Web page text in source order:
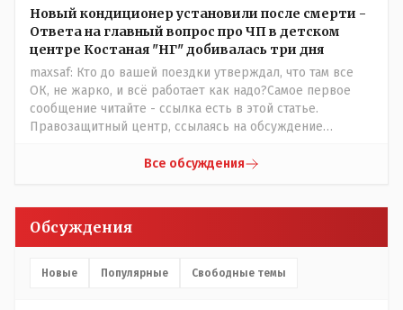
Новый кондиционер установили после смерти -
Ответа на главный вопрос про ЧП в детском
центре Костаная "НГ" добивалась три дня
maxsaf: Кто до вашей поездки утверждал, что там все
ОК, не жарко, и всё работает как надо?Самое первое
сообщение читайте - ссылка есть в этой статье.
Правозащитный центр, ссылаясь на обсуждение
прислали ему в виде аудиосообщений, пишет, что
настоящему времени их установили только в
помещениях, предназначенных для административно-
установлены кондиционеры, питьевой и температурный
Все обсуждения
Обсуждения
Новые Популярные Свободные темы